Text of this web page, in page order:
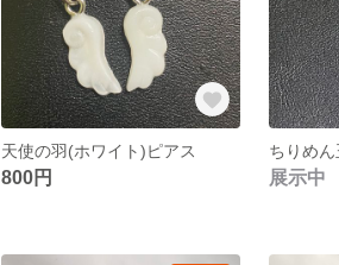
天使の羽(ホワイト)ピアス
800円 展示中